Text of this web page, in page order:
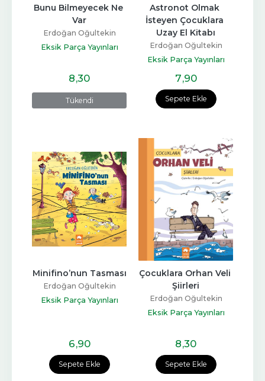
Tükendi
Bunu Bilmeyecek Ne
Var
Erdoğan Oğultekin
Eksik Parça Yayınları
8,30
Sepete Ekle
Astronot Olmak
İsteyen Çocuklara
Uzay El Kitabı
Erdoğan Oğultekin
Eksik Parça Yayınları
7,90
Sepete Ekle
Minifino’nun Tasması
Erdoğan Oğultekin
Eksik Parça Yayınları
6,90
Sepete Ekle
Çocuklara Orhan Veli
Şiirleri
Erdoğan Oğultekin
Eksik Parça Yayınları
8,30